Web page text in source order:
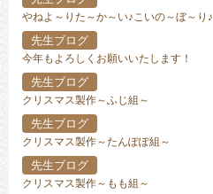
やねよ～りた～か～い♪こいの～ぼ～り♪
先生ブログ
今年もよろしくお願いいたします！
先生ブログ
クリスマス製作～ふじ組～
先生ブログ
クリスマス製作～たんぽぽ組～
先生ブログ
クリスマス製作～もも組～